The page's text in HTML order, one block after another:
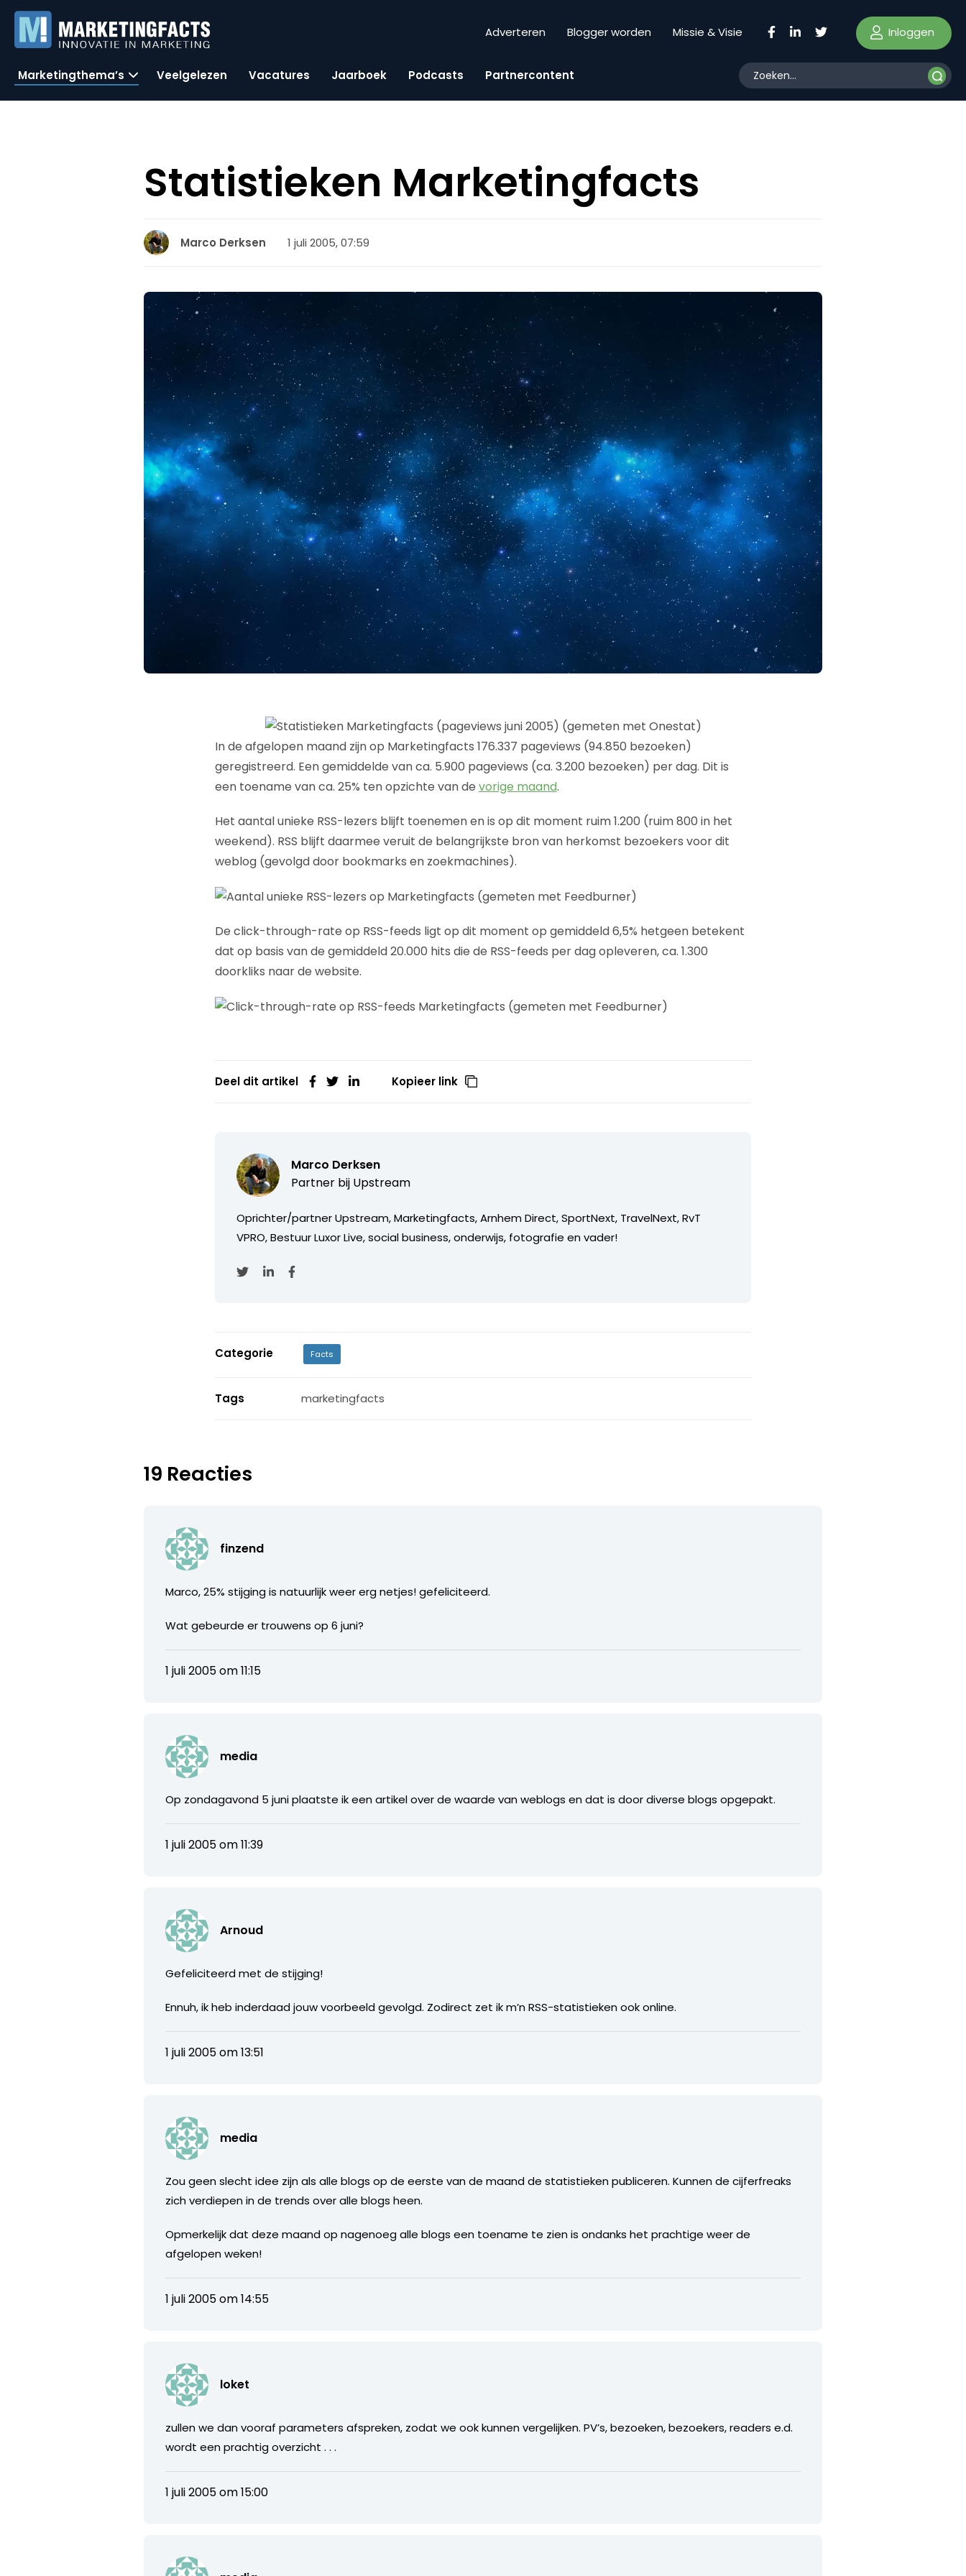
Adverteren Blogger worden Missie & Visie Inloggen
Marketingthema’s Veelgelezen Vacatures Jaarboek Podcasts Partnercontent
Statistieken Marketingfacts
Marco Derksen 1 juli 2005, 07:59
In de afgelopen maand zijn op Marketingfacts 176.337 pageviews (94.850 bezoeken)
geregistreerd. Een gemiddelde van ca. 5.900 pageviews (ca. 3.200 bezoeken) per dag. Dit is
een toename van ca. 25% ten opzichte van de vorige maand.
Het aantal unieke RSS-lezers blijft toenemen en is op dit moment ruim 1.200 (ruim 800 in het
weekend). RSS blijft daarmee veruit de belangrijkste bron van herkomst bezoekers voor dit
weblog (gevolgd door bookmarks en zoekmachines).
De click-through-rate op RSS-feeds ligt op dit moment op gemiddeld 6,5% hetgeen betekent
dat op basis van de gemiddeld 20.000 hits die de RSS-feeds per dag opleveren, ca. 1.300
doorkliks naar de website.
Deel dit artikel Kopieer link
Marco Derksen
Partner bij Upstream
Oprichter/partner Upstream, Marketingfacts, Arnhem Direct, SportNext, TravelNext, RvT
VPRO, Bestuur Luxor Live, social business, onderwijs, fotografie en vader!
Categorie Facts
Tags marketingfacts
19 Reacties
finzend
Marco, 25% stijging is natuurlijk weer erg netjes! gefeliciteerd.
Wat gebeurde er trouwens op 6 juni?
1 juli 2005 om 11:15
media
Op zondagavond 5 juni plaatste ik een artikel over de waarde van weblogs en dat is door diverse blogs opgepakt.
1 juli 2005 om 11:39
Arnoud
Gefeliciteerd met de stijging!
Ennuh, ik heb inderdaad jouw voorbeeld gevolgd. Zodirect zet ik m’n RSS-statistieken ook online.
1 juli 2005 om 13:51
media
Zou geen slecht idee zijn als alle blogs op de eerste van de maand de statistieken publiceren. Kunnen de cijferfreaks
zich verdiepen in de trends over alle blogs heen.
Opmerkelijk dat deze maand op nagenoeg alle blogs een toename te zien is ondanks het prachtige weer de
afgelopen weken!
1 juli 2005 om 14:55
loket
zullen we dan vooraf parameters afspreken, zodat we ook kunnen vergelijken. PV’s, bezoeken, bezoekers, readers e.d.
wordt een prachtig overzicht . . .
1 juli 2005 om 15:00